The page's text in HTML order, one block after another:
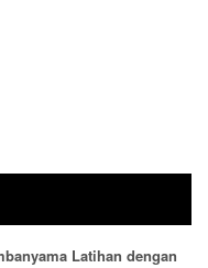
Latihan dengan